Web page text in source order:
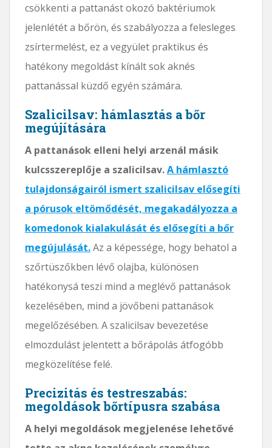
csökkenti a pattanást okozó baktériumok
jelenlétét a bőrön, és szabályozza a felesleges
zsírtermelést, ez a vegyület praktikus és
hatékony megoldást kínált sok aknés
pattanással küzdő egyén számára.
Szalicilsav: hámlasztás a bőr
megújítására
A pattanások elleni helyi arzenál másik
kulcsszereplője a szalicilsav.A hámlasztó
tulajdonságairól ismert szalicilsav elősegíti
a pórusok eltömődését, megakadályozza a
komedonok kialakulását és elősegíti a bőr
megújulását.Az a képessége, hogy behatol a
szőrtüszőkben lévő olajba, különösen
hatékonysá teszi mind a meglévő pattanások
kezelésében, mind a jövőbeni pattanások
megelőzésében. A szalicilsav bevezetése
elmozdulást jelentett a bőrápolás átfogóbb
megközelítése felé.
Precizitás és testreszabás:
megoldások bőrtípusra szabása
A helyi megoldások megjelenése lehetővé